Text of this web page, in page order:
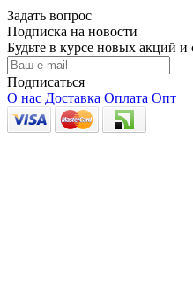
Задать вопрос
Подписка на новости
Будьте в курсе новых акций
Подписаться
О нас Доставка Оплата Опт